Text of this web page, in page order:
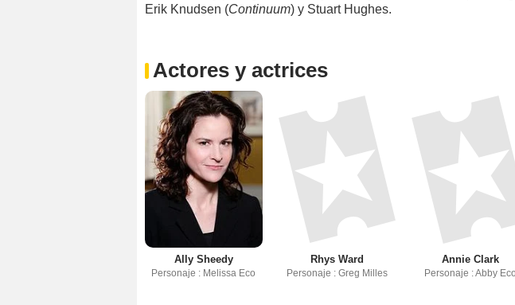
Erik Knudsen (Continuum) y Stuart Hughes.
Actores y actrices
Ally Sheedy
Personaje : Melissa Eco
Rhys Ward
Personaje : Greg Milles
Annie Clark
Personaje : Abby Eco